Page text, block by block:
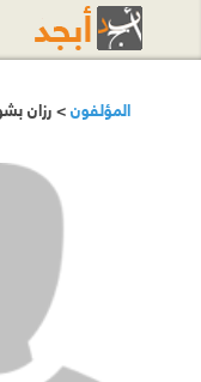
المؤلفون> رزان